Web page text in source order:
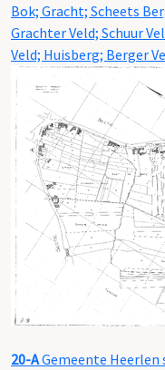
Bok; Gracht; Scheets
Grachter Veld; Schuur
Veld; Huisberg; Berger
20-AGemeente Heerlen